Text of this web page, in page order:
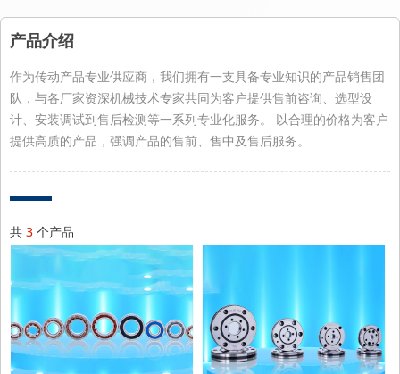
产品介绍
作为传动产品专业供应商，我们拥有一支具备专业知识的产品销售团
队，与各厂家资深机械技术专家共同为客户提供售前咨询、选型设
计、安装调试到售后检测等一系列专业化服务。 以合理的价格为客户
提供高质的产品，强调产品的售前、售中及售后服务。
共 3 个产品